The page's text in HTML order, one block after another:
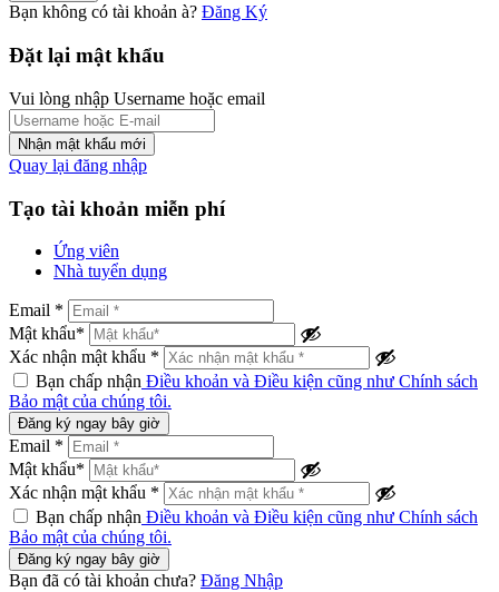
Bạn không có tài khoản à? Đăng Ký
Đặt lại mật khẩu
Vui lòng nhập Username hoặc email
Quay lại đăng nhập
Tạo tài khoản miễn phí
Ứng viên
Nhà tuyển dụng
Email *
Mật khẩu*
Xác nhận mật khẩu *
Bạn chấp nhận Điều khoản và Điều kiện cũng như Chính sách
Bảo mật của chúng tôi.
Đăng ký ngay bây giờ
Email *
Mật khẩu*
Xác nhận mật khẩu *
Bạn chấp nhận Điều khoản và Điều kiện cũng như Chính sách
Bảo mật của chúng tôi.
Đăng ký ngay bây giờ
Bạn đã có tài khoản chưa? Đăng Nhập